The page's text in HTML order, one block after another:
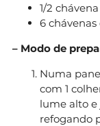
1/2
6
– Modo de
Numa
com 1
lume alto e
refogando